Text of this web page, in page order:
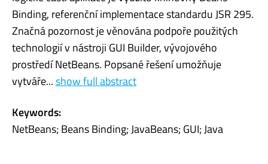
Binding, referenční implementace standardu JSR 295.
Značná pozornost je věnována podpoře použitých
technologií v nástroji GUI Builder, vývojového
prostředí NetBeans. Popsané řešení umožňuje
vytváře...show full abstract
Keywords:
NetBeans; Beans Binding; JavaBeans; GUI; Java